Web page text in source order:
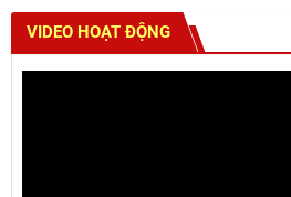
VIDEO HOẠT ĐỘNG